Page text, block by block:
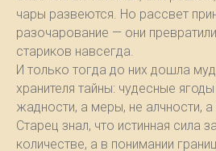
чары развеются. Но рассвет
разочарование — они
стариков навсегда.
И только тогда до них дошла
хранителя тайны: чудесные
жадности, а меры, не алчности, а
Старец знал, что истинная сила
количестве, а в понимании